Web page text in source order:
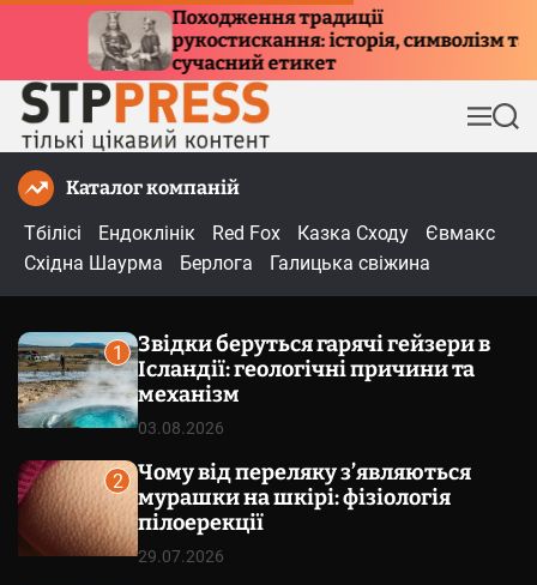
традиції
історія, символізм та
Куди летять
причини
М
е
П
о
Каталог компаній
Тбілісі
Ендоклінік Red Fox Казка Сходу
Євмакс
Східна Шаурма
Берлога Галицька свіжина
1
Звідки беруться гарячі гейзери в
Ісландії: геологічні причини та
механізм
03.08.2026
2
Чому від переляку з’являються
мурашки на шкірі: фізіологія
пілоерекції
29.07.2026